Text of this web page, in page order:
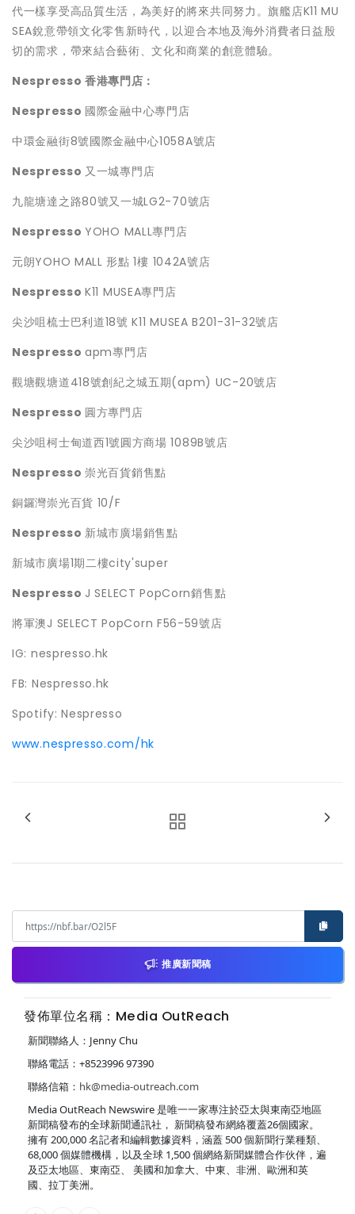
代一樣享受高品質生活，為美好的將來共同努力。旗艦店K11 MU
SEA銳意帶領文化零售新時代，以迎合本地及海外消費者日益殷
切的需求，帶來結合藝術、文化和商業的創意體驗。
Nespresso 香港專門店：
Nespresso 國際金融中心專門店
中環金融街8號國際金融中心1058A號店
Nespresso 又一城專門店
九龍塘達之路80號又一城LG2-70號店
Nespresso YOHO MALL專門店
元朗YOHO MALL 形點 1樓 1042A號店
Nespresso K11 MUSEA專門店
尖沙咀梳士巴利道18號 K11 MUSEA B201-31-32號店
Nespresso apm專門店
觀塘觀塘道418號創紀之城五期(apm) UC-20號店
Nespresso 圓方專門店
尖沙咀柯士甸道西1號圓方商場 1089B號店
Nespresso 崇光百貨銷售點
銅鑼灣崇光百貨 10/F
Nespresso 新城市廣場銷售點
新城市廣場1期二樓city'super
Nespresso J SELECT PopCorn銷售點
將軍澳J SELECT PopCorn F56-59號店
IG: nespresso.hk
FB: Nespresso.hk
Spotify: Nespresso
www.nespresso.com/hk
推廣新聞稿
發佈單位名稱：Media OutReach
新聞聯絡人：Jenny Chu
聯絡電話：+8523996 97390
聯絡信箱： hk@media-outreach.com
Media OutReach Newswire 是唯一一家專注於亞太與東南亞地區
新聞稿發布的全球新聞通訊社， 新聞稿發布網絡覆蓋26個國家。
擁有 200,000 名記者和編輯數據資料，涵蓋 500 個新聞行業種類、
68,000 個媒體機構，以及全球 1,500 個網絡新聞媒體合作伙伴，遍
及亞太地區、東南亞、 美國和加拿大、中東、非洲、歐洲和英
國、拉丁美洲。